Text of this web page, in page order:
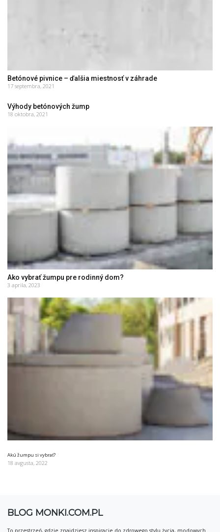
Betónové pivnice – ďalšia miestnosť v záhrade
17 septembra, 2021
Výhody betónových žump
18 oktobra, 2021
Ako vybrať žumpu pre rodinný dom?
3 aprila, 2023
Akú žumpu si vybrať?
18 avgusta, 2022
BLOG MONKI.COM.PL
To przestrzeń, gdzie znajdziesz inspiracje do zdrowego stylu życia, modowych